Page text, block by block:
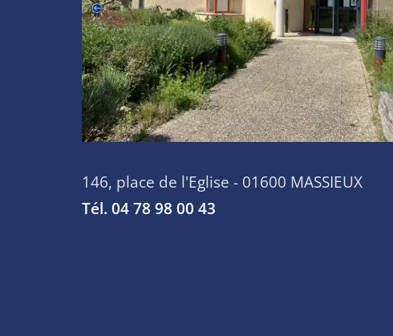
146, place de l'Eglise - 01600 MASSIEUX
Tél. 04 78 98 00 43